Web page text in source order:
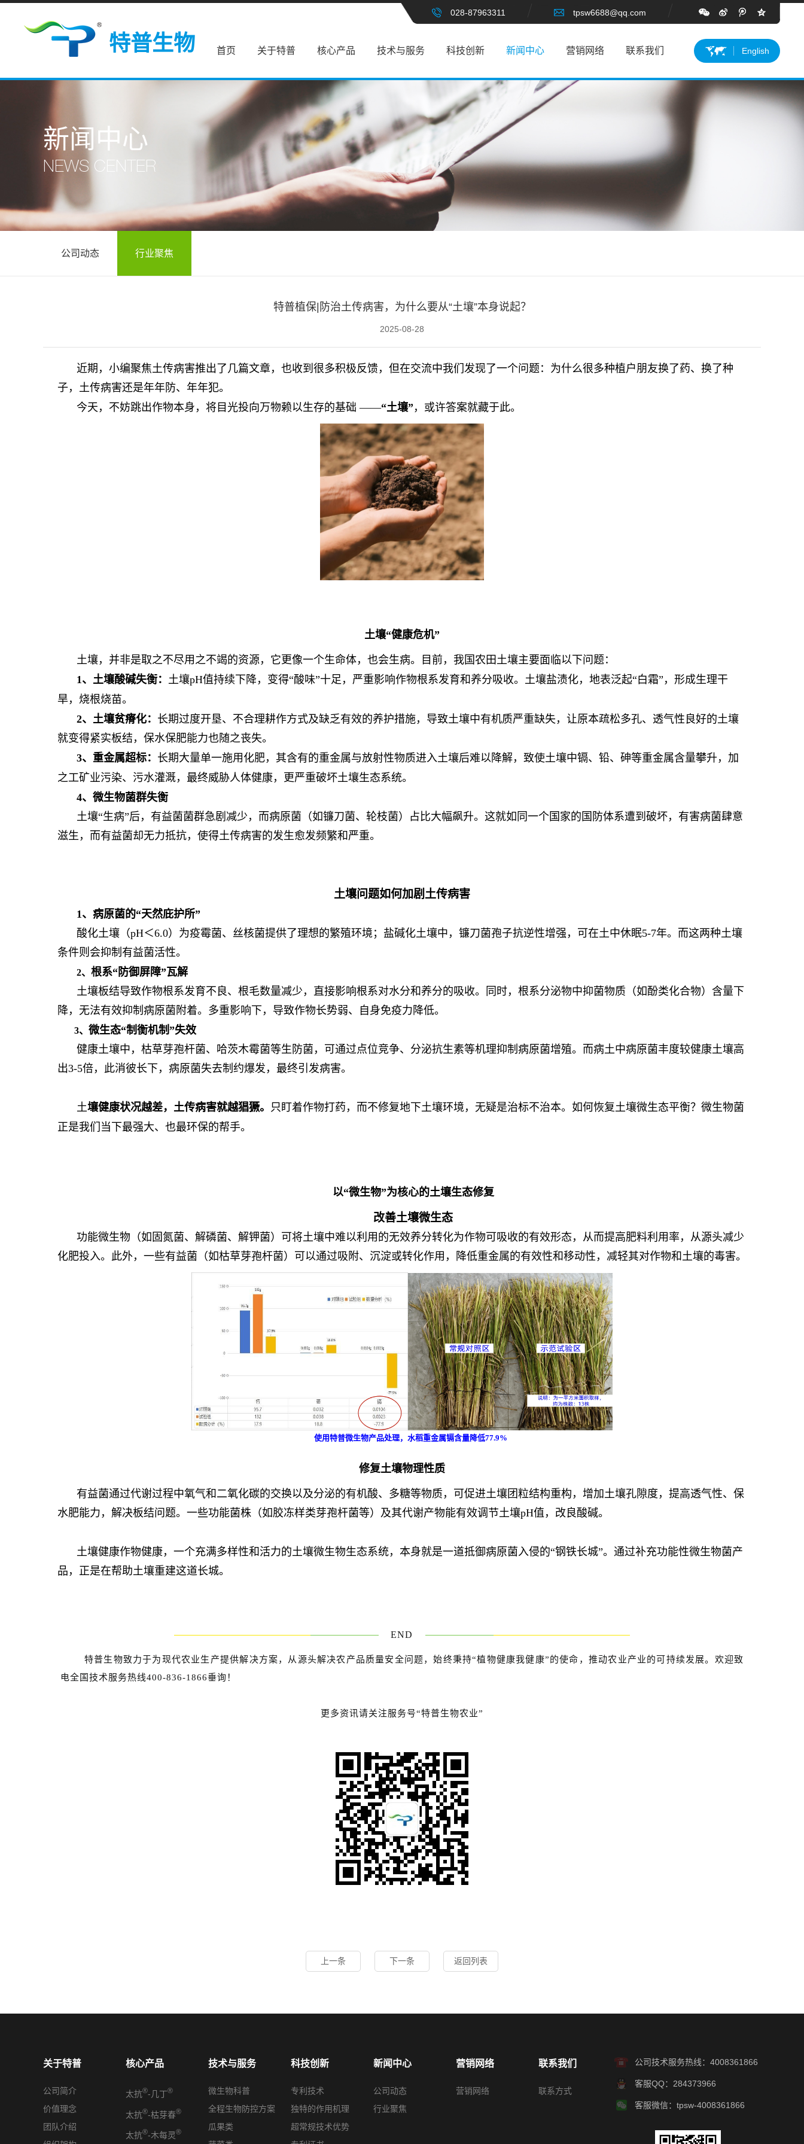
特普生物
028-87963311 tpsw6688@qq.com
English
首页 关于特普 核心产品 技术与服务 科技创新 新闻中心 营销网络 联系我们
新闻中心
NEWS CENTER
公司动态 行业聚焦
特普植保|防治土传病害，为什么要从“土壤”本身说起？
2025-08-28
近期，小编聚焦土传病害推出了几篇文章，也收到很多积极反馈，但在交流中我们发现了一个问题：为什么很多种植户朋友换了药、换了种
子，土传病害还是年年防、年年犯。
今天，不妨跳出作物本身，将目光投向万物赖以生存的基础——“土壤”，或许答案就藏于此。
土壤“健康危机”
土壤，并非是取之不尽用之不竭的资源，它更像一个生命体，也会生病。目前，我国农田土壤主要面临以下问题：
1、 土壤酸碱失衡： 土壤pH值持续下降， 变得“酸味”十足，严重影响作物根系发育和养分吸收。土壤盐渍化， 地表泛起“白霜” ，形成生理干
旱，烧根烧苗。
2、 土壤贫瘠化： 长期过度开垦、不合理耕作方式及缺乏有效的养护措施，导致土壤中有机质严重缺失，让原本疏松多孔、透气性良好的土壤
就变得紧实板结，保水保肥能力也随之丧失。
3、 重金属超标： 长期大量单一施用化肥，其含有的重金属与放射性物质进入土壤后难以降解，致使土壤中镉、铅、砷等重金属含量攀升，加
之工矿业污染、污水灌溉，最终威胁人体健康，更严重破坏土壤生态系统。
4、 微生物菌群失衡
土壤“生病”后，有益菌菌群急剧减少，而病原菌（如镰刀菌、轮枝菌）占比大幅飙升。这就如同一个国家的国防体系遭到破坏，有害病菌肆意
滋生，而有益菌却无力抵抗，使得土传病害的发生愈发频繁和严重。
土壤问题如何加剧土传病害
1、 病原菌 的“天然庇护所”
酸化土壤（pH＜6.0）为疫霉菌、丝核菌提供了理想的繁殖环境；盐碱化土壤中，镰刀菌孢子抗逆性增强，可在土中休眠5-7年。而这两种土壤
条件则会抑制有益菌活性。
2、 根系“防御屏障”瓦解
土壤板结导致作物根系发育不良、根毛数量减少，直接影响根系对水分和养分的吸收。同时，根系分泌物中抑菌物质（如酚类化合物）含量下
降，无法有效抑制病原菌附着。多重影响下，导致作物长势弱、自身免疫力降低。
3、 微生态“制衡机制”失效
健康土壤中，枯草芽孢杆菌、哈茨木霉菌等生防菌，可通过点位竞争、分泌抗生素等机理抑制病原菌增殖。而病土中病原菌丰度较健康土壤高
出3-5倍，此消彼长下，病原菌失去制约爆发，最终引发病害。
土壤健康状况越差，土传病害就越猖獗。 只盯着作物打药，而不修复地下土壤环境，无疑是治标不治本。如何恢复土壤微生态平衡？微生物菌
正是我们当下最强大、也最环保的帮手。
以“微生物”为核心的土壤生态修复
改善土壤微生态
功能微生物（如固氮菌、解磷菌、解钾菌）可将土壤中难以利用的无效养分转化为作物可吸收的有效形态，从而提高肥料利用率，从源头减少
化肥投入。此外，一些有益菌（如枯草芽孢杆菌）可以通过吸附、沉淀或转化作用，降低重金属的有效性和移动性，减轻其对作物和土壤的毒害。
使用特普微生物产品处理，水稻重金属镉含量降低77.9%
修复土壤物理性质
有益菌通过代谢过程中氧气和二氧化碳的交换以及分泌的有机酸、多糖等物质，可促进土壤团粒结构重构，增加土壤孔隙度，提高透气性、保
水肥能力，解决板结问题。一些功能菌株（如胶冻样类芽孢杆菌等）及其代谢产物能有效调节土壤pH值，改良酸碱。
土壤健康作物健康，一个充满多样性和活力的土壤微生物生态系统，本身就是一道抵御病原菌入侵的“钢铁长城”。通过补充功能性微生物菌产
品，正是在帮助土壤重建这道长城。
END
特普生物致力于为现代农业生产提供解决方案，从源头解决农产品质量安全问题，始终秉持“植物健康我健康”的使命，推动农业产业的可持续发展。欢迎致
电全国技术服务热线400-836-1866垂询！
更多资讯请关注服务号“特普生物农业”
上一条 下一条 返回列表
关于特普
公司简介
价值理念
团队介绍
核心产品
太抗®-几丁®
太抗®-枯芽春®
太抗®-木每灵®
技术与服务
微生物科普
全程生物防控方案
瓜果类
科技创新
专利技术
独特的作用机理
超常规技术优势
新闻中心
公司动态
行业聚焦
营销网络
营销网络
联系我们
联系方式
公司技术服务热线：4008361866
客服QQ：284373966
客服微信：tpsw-4008361866